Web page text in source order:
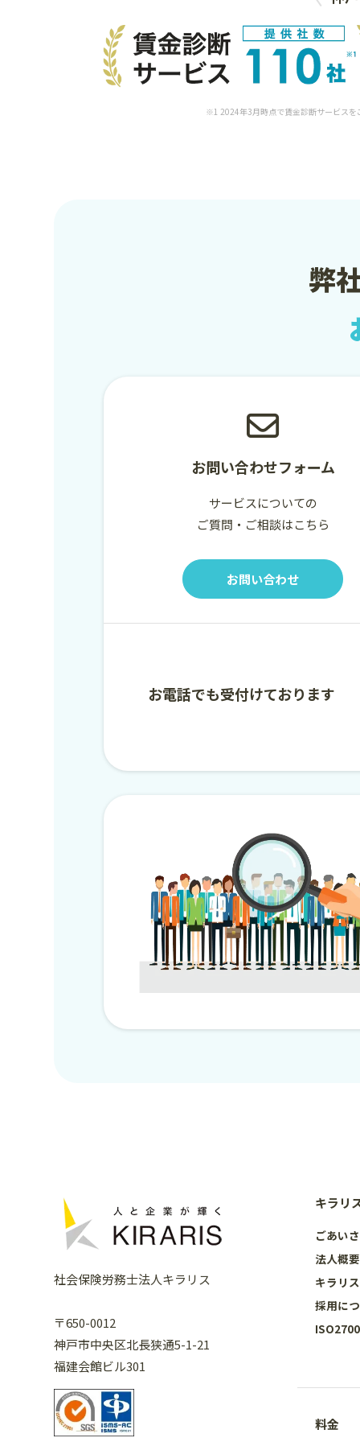
※1 2024年3月時点で賃金診断サービス
弊
お問い合わせフォーム
サービスについての
ご質問・ご相談はこちら
お問い合わせ
お電話でも受付けております
社会保険労務士法人キラリス
〒650-0012
神戸市中央区北長狭通5-1-21
福建会館ビル301
キラリ
ごあい
法人概要
キラリ
採用に
料金